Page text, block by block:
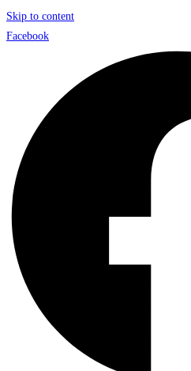
Skip to content
Facebook